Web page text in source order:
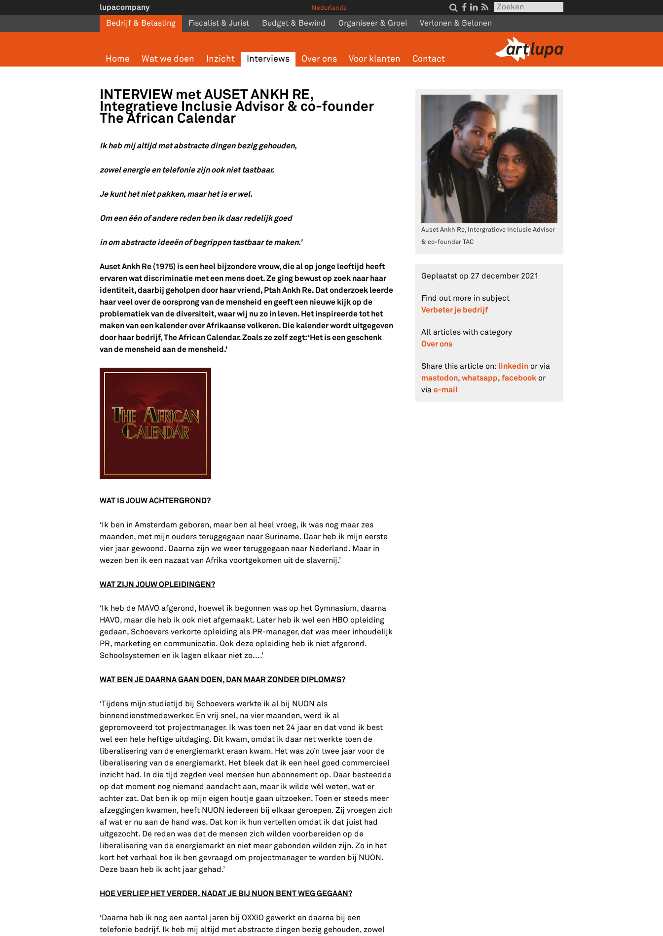
Overslaan en naar de inhoud gaanlupacompany    
Nederlands
Bedrijf & Belasting Fiscalist & Jurist Budget & Bewind Organiseer & Groei Verlonen & Belonen
Home Wat we doen Inzicht Interviews Over ons Voor klanten Contact
INTERVIEW met AUSET ANKH RE,
Integratieve Inclusie Advisor & co-founder
The African Calendar
Ik heb mij altijd met abstracte dingen bezig gehouden,
zowel energie en telefonie zijn ook niet tastbaar.
Je kunt het niet pakken, maar het is er wel.
Om een één of andere reden ben ik daar redelijk goed
in om abstracte ideeën of begrippen tastbaar te maken.’
Auset Ankh Re (1975) is een heel bijzondere vrouw, die al op jonge leeftijd heeft
ervaren wat discriminatie met een mens doet. Ze ging bewust op zoek naar haar
identiteit, daarbij geholpen door haar vriend, Ptah Ankh Re. Dat onderzoek leerde
haar veel over de oorsprong van de mensheid en geeft een nieuwe kijk op de
problematiek van de diversiteit, waar wij nu zo in leven. Het inspireerde tot het
maken van een kalender over Afrikaanse volkeren. Die kalender wordt uitgegeven
door haar bedrijf, The African Calendar. Zoals ze zelf zegt: ‘Het is een geschenk
van de mensheid aan de mensheid.'
WAT IS JOUW ACHTERGROND?
‘Ik ben in Amsterdam geboren, maar ben al heel vroeg, ik was nog maar zes
maanden, met mijn ouders teruggegaan naar Suriname. Daar heb ik mijn eerste
vier jaar gewoond. Daarna zijn we weer teruggegaan naar Nederland. Maar in
wezen ben ik een nazaat van Afrika voortgekomen uit de slavernij.’
WAT ZIJN JOUW OPLEIDINGEN?
‘Ik heb de MAVO afgerond, hoewel ik begonnen was op het Gymnasium, daarna
HAVO, maar die heb ik ook niet afgemaakt. Later heb ik wel een HBO opleiding
gedaan, Schoevers verkorte opleiding als PR-manager, dat was meer inhoudelijk
PR, marketing en communicatie. Ook deze opleiding heb ik niet afgerond.
Schoolsystemen en ik lagen elkaar niet zo....’
WAT BEN JE DAARNA GAAN DOEN, DAN MAAR ZONDER DIPLOMA’S?
‘Tijdens mijn studietijd bij Schoevers werkte ik al bij NUON als
binnendienstmedewerker. En vrij snel, na vier maanden, werd ik al
gepromoveerd tot projectmanager. Ik was toen net 24 jaar en dat vond ik best
wel een hele heftige uitdaging. Dit kwam, omdat ik daar net werkte toen de
liberalisering van de energiemarkt eraan kwam. Het was zo’n twee jaar voor de
liberalisering van de energiemarkt. Het bleek dat ik een heel goed commercieel
inzicht had. In die tijd zegden veel mensen hun abonnement op. Daar besteedde
op dat moment nog niemand aandacht aan, maar ik wilde wél weten, wat er
achter zat. Dat ben ik op mijn eigen houtje gaan uitzoeken. Toen er steeds meer
afzeggingen kwamen, heeft NUON iedereen bij elkaar geroepen. Zij vroegen zich
af wat er nu aan de hand was. Dat kon ik hun vertellen omdat ik dat juist had
uitgezocht. De reden was dat de mensen zich wilden voorbereiden op de
liberalisering van de energiemarkt en niet meer gebonden wilden zijn. Zo in het
kort het verhaal hoe ik ben gevraagd om projectmanager te worden bij NUON.
Deze baan heb ik acht jaar gehad.’
HOE VERLIEP HET VERDER, NADAT JE BIJ NUON BENT WEG GEGAAN?
‘Daarna heb ik nog een aantal jaren bij OXXIO gewerkt en daarna bij een
telefonie bedrijf. Ik heb mij altijd met abstracte dingen bezig gehouden, zowel
Auset Ankh Re, Intergratieve Inclusie Advisor
& co-founder TAC
Geplaatst op 27 december 2021
Find out more in subject
Verbeter je bedrijf
All articles with category
Over ons
Share this article on: linkedin or via
mastodon,whatsapp,facebook or
viae-mail